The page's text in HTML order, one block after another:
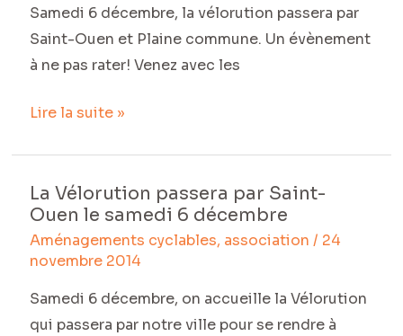
à
Paris
Samedi 6 décembre, la vélorution passera par
Saint-Ouen et Plaine commune. Un évènement
à ne pas rater! Venez avec les
Saint-
Ouen
ce
6
Lire la suite »
La Vélorution passera par Saint-
Ouen le samedi 6 décembre
Aménagements cyclables, association / 24
novembre 2014
Samedi 6 décembre, on accueille la Vélorution
qui passera par notre ville pour se rendre à
La
Vélorution
passera
par
Saint-
Ouen